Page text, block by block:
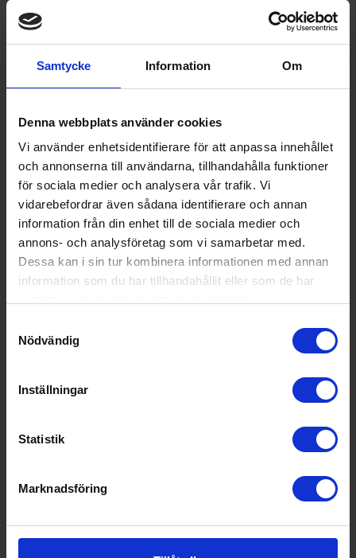
Samtycke Information Om
Denna webbplats använder cookies
Vi använder enhetsidentifierare för att anpassa innehållet
och annonserna till användarna, tillhandahålla funktioner
för sociala medier och analysera vår trafik. Vi
vidarebefordrar även sådana identifierare och annan
information från din enhet till de sociala medier och
annons- och analysföretag som vi samarbetar med.
Dessa kan i sin tur kombinera informationen med annan
information som du har tillhandahållit eller som de har
Nödvändig
Inställningar
Statistik
Marknadsföring
Pelletsgrill
TraegerRanger - Portabel pelletgrill för picknick, camping och
balkong
Termometer i lock (Ja/Nej): Ja
Pelletskapacitet (l): 3.6
5 990:-